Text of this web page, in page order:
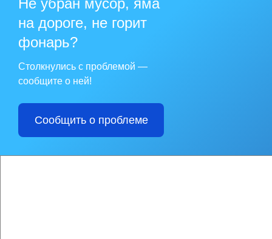
Не убран мусор, яма
на дороге, не горит
фонарь?
Столкнулись с проблемой —
сообщите о ней!
Сообщить о проблеме